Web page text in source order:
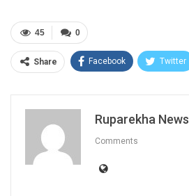
0
45
Share Facebook Twitter
Ruparekha News
Comments